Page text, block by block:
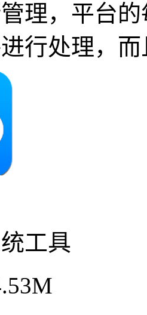
理，平台
行处理，
工具